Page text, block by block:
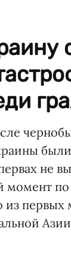
были
не
момент
первых